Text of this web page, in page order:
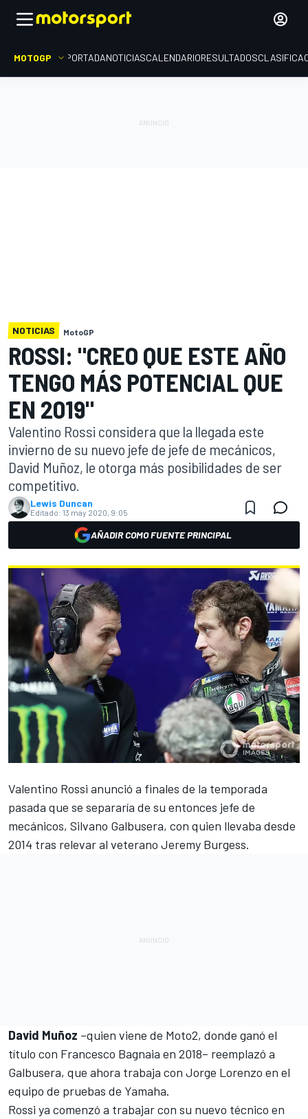
MOTOGP PORTADANOTICIASCALENDARIORESULTADOS
NOTICIAS MotoGP
ROSSI: "CREO QUE ESTE AÑO
TENGO MÁS POTENCIAL QUE
EN 2019"
Valentino Rossi considera que la llegada este
invierno de su nuevo jefe de jefe de mecánicos,
David Muñoz, le otorga más posibilidades de ser
competitivo.
Lewis Duncan
Editado: 13 may 2020, 9:05
AÑADIR COMO FUENTE PRINCIPAL
Valentino Rossi anunció a finales de la temporada
pasada que se separaría de su entonces jefe de
mecánicos, Silvano Galbusera, con quien llevaba desde
2014 tras relevar al veterano Jeremy Burgess.
David Muñoz –quien viene de Moto2, donde ganó el
título con Francesco Bagnaia en 2018– reemplazó a
Galbusera, que ahora trabaja con Jorge Lorenzo en el
equipo de pruebas de Yamaha.
Rossi ya comenzó a trabajar con su nuevo técnico en